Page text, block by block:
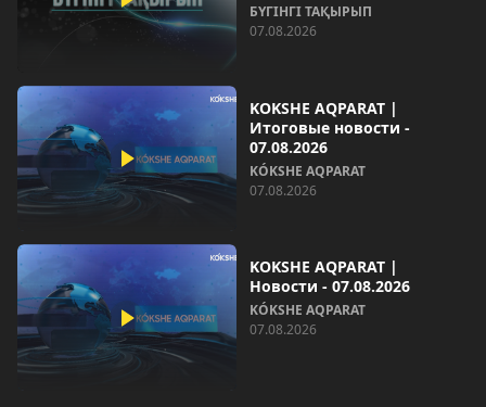
БҮГІНГІ ТАҚЫРЫП
07.08.2026
KOKSHE AQPARAT |
Итоговые новости -
07.08.2026
KÓKSHE AQPARAT
07.08.2026
KOKSHE AQPARAT |
Новости - 07.08.2026
KÓKSHE AQPARAT
07.08.2026